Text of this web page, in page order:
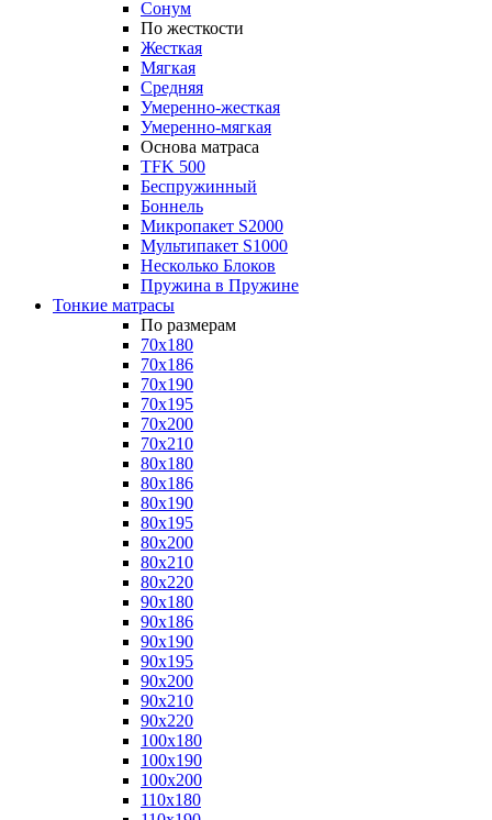
Сонум
По жесткости
Жесткая
Мягкая
Средняя
Умеренно-жесткая
Умеренно-мягкая
Основа матраса
TFK 500
Беспружинный
Боннель
Микропакет S2000
Мультипакет S1000
Несколько Блоков
Пружина в Пружине
Тонкие матрасы
По размерам
70x180
70x186
70x190
70x195
70x200
70x210
80x180
80x186
80x190
80x195
80x200
80x210
80x220
90x180
90x186
90x190
90x195
90x200
90x210
90x220
100x180
100x190
100x200
110x180